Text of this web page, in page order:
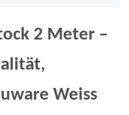
2 Meter –
Weiss